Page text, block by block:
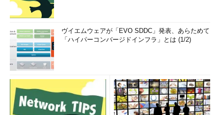
ヴイエムウェアが「EVO SDDC」発表、あらためて
「ハイパーコンバージドインフラ」とは (1/2)